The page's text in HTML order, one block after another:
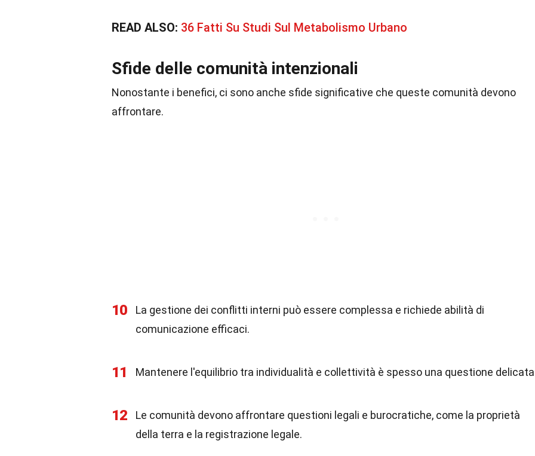
READ ALSO: 36 Fatti Su Studi Sul Metabolismo Urbano
Sfide delle comunità intenzionali
Nonostante i benefici, ci sono anche sfide significative che queste comunità devono
affrontare.
10
La gestione dei conflitti interni può essere complessa e richiede abilità di
comunicazione efficaci.
11 Mantenere l'equilibrio tra individualità e collettività è spesso una questione
12
Le comunità devono affrontare questioni legali e burocratiche, come la proprietà
della terra e la registrazione legale.